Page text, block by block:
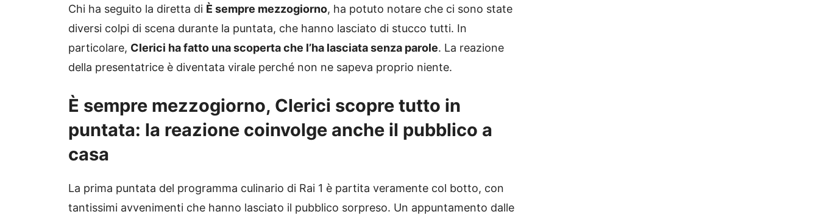
Chi ha seguito la diretta di È sempre mezzogiorno, ha potuto notare che ci sono state
diversi colpi di scena durante la puntata, che hanno lasciato di stucco tutti. In
particolare, Clerici ha fatto una scoperta che l’ha lasciata senza parole. La reazione
della presentatrice è diventata virale perché non ne sapeva proprio niente.
È sempre mezzogiorno, Clerici scopre tutto in
puntata: la reazione coinvolge anche il pubblico a
casa
La prima puntata del programma culinario di Rai 1 è partita veramente col botto, con
tantissimi avvenimenti che hanno lasciato il pubblico sorpreso. Un appuntamento dalle